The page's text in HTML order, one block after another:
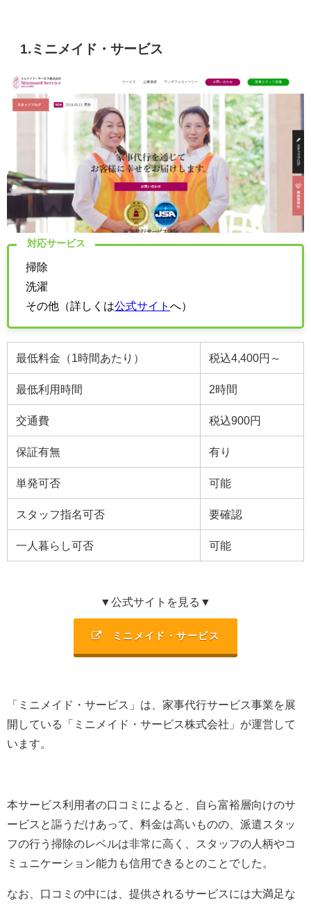
1. ミニメイド・サービス
対応サービス
掃除
洗濯
その他（詳しくは公式サイト へ）
最低料金（1時間あたり） 税込4,400円～
最低利用時間 2時間
交通費 税込900円
保証有無 有り
単発可否 可能
スタッフ指名可否 要確認
一人暮らし可否 可能
▼公式サイトを見る▼
ミニメイド・サービス
「ミニメイド・サービス」は、家事代行サービス事業を展
開している「ミニメイド・サービス株式会社」が運営して
います。
本サービス利用者の口コミによると、自ら富裕層向けのサ
ービスと謳うだけあって、料金は高いものの、派遣スタッ
フの行う掃除のレベルは非常に高く、スタッフの人柄やコ
ミュニケーション能力も信用できるとのことでした。
なお、口コミの中には、提供されるサービスには大満足な